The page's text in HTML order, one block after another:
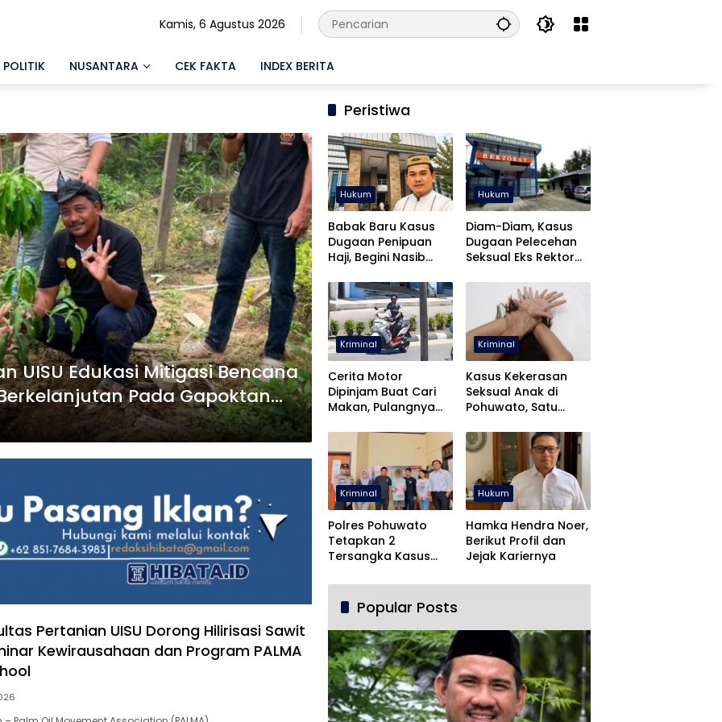
Kamis, 6 Agustus 2026
POLITIK NUSANTARA CEK FAKTA INDEX BERITA
UISU Edukasi Mitigasi Bencana
Pada Gapoktan
Pertanian UISU Dorong Hilirisasi Sawit
Kewirausahaan dan Program PALMA
Peristiwa
Hukum
Babak Baru Kasus
Dugaan Penipuan
Haji, Begini Nasib
Hukum
Diam-Diam, Kasus
Dugaan Pelecehan
Seksual Eks Rektor
Kriminal
Cerita Motor
Dipinjam Buat Cari
Makan, Pulangnya
Pohuwato
Kriminal
Kasus Kekerasan
Seksual Anak di
Pohuwato, Satu
Kriminal
Polres Pohuwato
Tetapkan 2
Tersangka Kasus
dan Pencabulan
Hukum
Hamka Hendra Noer,
Berikut Profil dan
Jejak Kariernya
Popular Posts